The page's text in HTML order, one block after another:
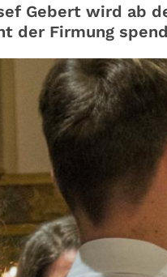
Gebert wird ab
der Firmung